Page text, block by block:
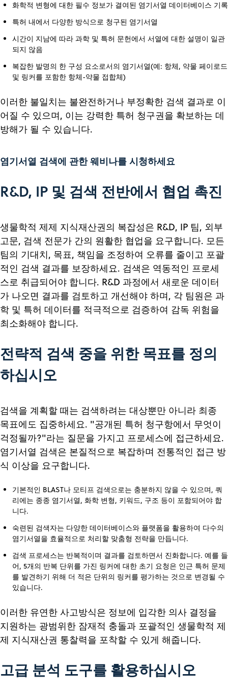
화학적 변형에 대한 필수 정보가 결여된 염기서열 데이터베이스 기록
특허 내에서 다양한 방식으로 청구된 염기서열
시간이 지남에 따라 과학 및 특허 문헌에서 서열에 대한 설명이 일관
되지 않음
복잡한 발명의 한 구성 요소로서의 염기서열(예: 항체, 약물 페이로드
및 링커를 포함한 항체-약물 접합체)
이러한 불일치는 불완전하거나 부정확한 검색 결과로 이
어질 수 있으며, 이는 강력한 특허 청구권을 확보하는 데
방해가 될 수 있습니다.
염기서열 검색에 관한 웨비나를 시청하세요
R&D, IP 및 검색 전반에서 협업 촉진
생물학적 제제 지식재산권의 복잡성은 R&D, IP 팀, 외부
고문, 검색 전문가 간의 원활한 협업을 요구합니다. 모든
팀의 기대치, 목표, 책임을 조정하여 오류를 줄이고 포괄
적인 검색 결과를 보장하세요. 검색은 역동적인 프로세
스로 취급되어야 합니다. R&D 과정에서 새로운 데이터
가 나오면 결과를 검토하고 개선해야 하며, 각 팀원은 과
학 및 특허 데이터를 적극적으로 검증하여 감독 위험을
최소화해야 합니다.
전략적 검색 중을 위한 목표를 정의
하십시오
검색을 계획할 때는 검색하려는 대상뿐만 아니라 최종
목표에도 집중하세요. "공개된 특허 청구항에서 무엇이
걱정될까?"라는 질문을 가지고 프로세스에 접근하세요.
염기서열 검색은 본질적으로 복잡하며 전통적인 접근 방
식 이상을 요구합니다.
기본적인 BLAST나 모티프 검색으로는 충분하지 않을 수 있으며, 쿼
리에는 종종 염기서열, 화학 변형, 키워드, 구조 등이 포함되어야 합
니다.
숙련된 검색자는 다양한 데이터베이스와 플랫폼을 활용하여 다수의
염기서열을 효율적으로 처리할 맞춤형 전략을 만듭니다.
검색 프로세스는 반복적이며 결과를 검토하면서 진화합니다. 예를 들
어, 5개의 반복 단위를 가진 링커에 대한 초기 요청은 인근 특허 문제
를 발견하기 위해 더 적은 단위의 링커를 평가하는 것으로 변경될 수
있습니다.
이러한 유연한 사고방식은 정보에 입각한 의사 결정을
지원하는 광범위한 잠재적 충돌과 포괄적인 생물학적 제
제 지식재산권 통찰력을 포착할 수 있게 해줍니다.
고급 분석 도구를 활용하십시오